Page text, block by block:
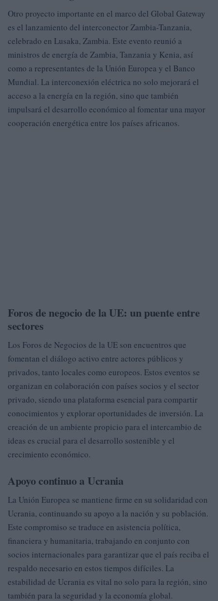
Otro proyecto importante en el marco del Global Gateway
es el lanzamiento del interconector Zambia-Tanzania,
celebrado en Lusaka, Zambia. Este evento reunió a
ministros de energía de Zambia, Tanzania y Kenia, así
como a representantes de la Unión Europea y el Banco
Mundial. La interconexión eléctrica no solo mejorará el
acceso a la energía en la región, sino que también
impulsará el desarrollo económico al fomentar una mayor
cooperación energética entre los países africanos.
Foros de negocio de la UE: un puente entre
sectores
Los Foros de Negocios de la UE son encuentros que
fomentan el diálogo activo entre actores públicos y
privados, tanto locales como europeos. Estos eventos se
organizan en colaboración con países socios y el sector
privado, siendo una plataforma esencial para compartir
conocimientos y explorar oportunidades de inversión. La
creación de un ambiente propicio para el intercambio de
ideas es crucial para el desarrollo sostenible y el
crecimiento económico.
Apoyo continuo a Ucrania
La Unión Europea se mantiene firme en su solidaridad con
Ucrania, continuando su apoyo a la nación y su población.
Este compromiso se traduce en asistencia política,
financiera y humanitaria, trabajando en conjunto con
socios internacionales para garantizar que el país reciba el
respaldo necesario en estos tiempos difíciles. La
estabilidad de Ucrania es vital no solo para la región, sino
también para la seguridad y la economía global.